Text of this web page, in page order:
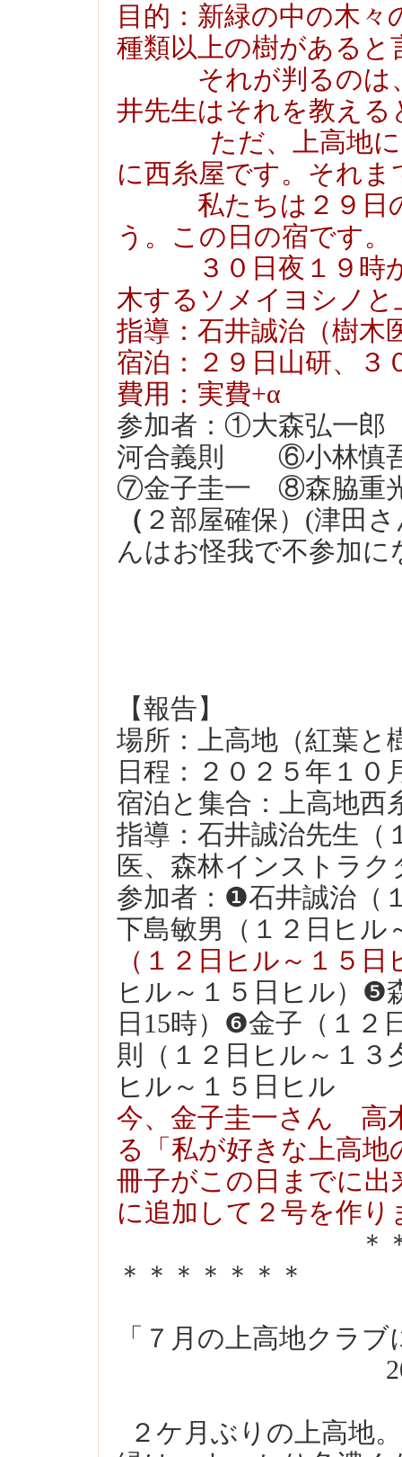
目的：新緑の中の木
種類以上の樹があると
それが判るのは、
井先生はそれを教え
ただ、上高地に見
に西糸屋です。それ
私たちは２９日の
う。この日の宿です。
３０日夜１９時か
木するソメイヨシノ
指導：石井誠治（樹木
宿泊：２９日山研、３
費用：実費+α
参加者：①大森弘一
河合義則 ⑥小林慎
⑦金子圭一 ⑧森脇
（ ２部屋確保）(津田
んはお怪我で不参加に
【報告】
場所：上高地（紅葉と
日程：２０２５年１０
宿泊と集合：上高地西
指導：石井誠治先生（
医、森林インストラク
参加者：❶石井誠治（
下島敏男（１２日ヒル
（１２日ヒル～１５日
ヒル～１５日ヒル）❺
日15時）❻金子（１２
則（１２日ヒル～１
ヒル～１５日ヒル
今、金子圭一さん 高
る「私が好きな上高
冊子がこの日までに
に追加して２号を作り
＊＊＊＊＊＊
＊＊＊＊＊＊＊
「７月の上高地クラ
２ケ月ぶりの上高地